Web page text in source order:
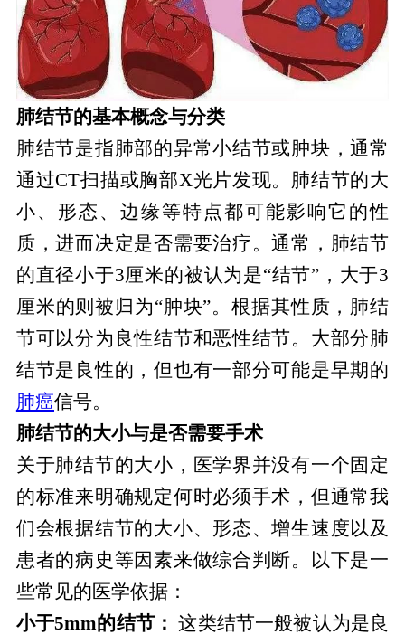
肺结节的基本概念与分类
肺结节是指肺部的异常小结节或肿块，通常
通过CT扫描或胸部X光片发现。肺结节的大
小、形态、边缘等特点都可能影响它的性
质，进而决定是否需要治疗。通常，肺结节
的直径小于3厘米的被认为是“结节”，大于3
厘米的则被归为“肿块”。根据其性质，肺结
节可以分为良性结节和恶性结节。大部分肺
结节是良性的，但也有一部分可能是早期的
肺癌信号。
肺结节的大小与是否需要手术
关于肺结节的大小，医学界并没有一个固定
的标准来明确规定何时必须手术，但通常我
们会根据结节的大小、形态、增生速度以及
患者的病史等因素来做综合判断。以下是一
些常见的医学依据：
小于5mm的结节： 这类结节一般被认为是良